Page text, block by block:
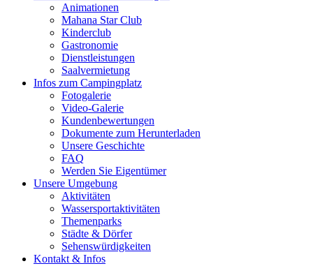
Animationen
Mahana Star Club
Kinderclub
Gastronomie
Dienstleistungen
Saalvermietung
Infos zum Campingplatz
Fotogalerie
Video-Galerie
Kundenbewertungen
Dokumente zum Herunterladen
Unsere Geschichte
FAQ
Werden Sie Eigentümer
Unsere Umgebung
Aktivitäten
Wassersportaktivitäten
Themenparks
Städte & Dörfer
Sehenswürdigkeiten
Kontakt & Infos